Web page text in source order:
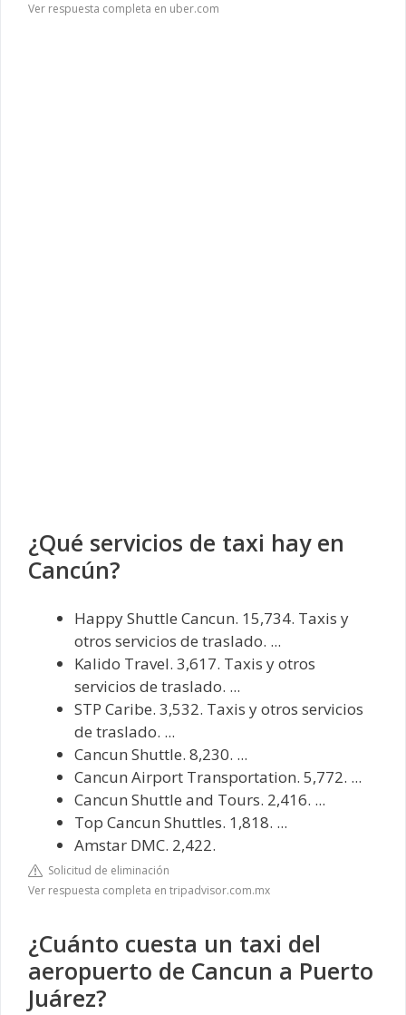
Ver respuesta completa en uber.com
¿Qué servicios de taxi hay en
Cancún?
Happy Shuttle Cancun. 15,734. Taxis y
otros servicios de traslado. ...
Kalido Travel. 3,617. Taxis y otros
servicios de traslado. ...
STP Caribe. 3,532. Taxis y otros servicios
de traslado. ...
Cancun Shuttle. 8,230. ...
Cancun Airport Transportation. 5,772. ...
Cancun Shuttle and Tours. 2,416. ...
Top Cancun Shuttles. 1,818. ...
Amstar DMC. 2,422.
Solicitud de eliminación
Ver respuesta completa en tripadvisor.com.mx
¿Cuánto cuesta un taxi del
aeropuerto de Cancun a Puerto
Juárez?